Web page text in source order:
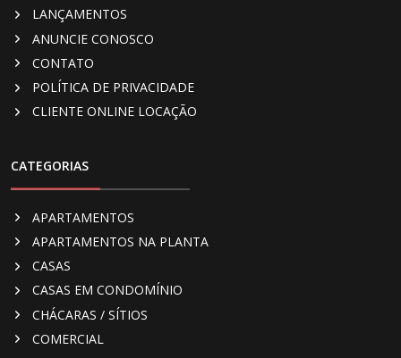
LANÇAMENTOS
ANUNCIE CONOSCO
CONTATO
POLÍTICA DE PRIVACIDADE
CLIENTE ONLINE LOCAÇÃO
CATEGORIAS
APARTAMENTOS
APARTAMENTOS NA PLANTA
CASAS
CASAS EM CONDOMÍNIO
CHÁCARAS / SÍTIOS
COMERCIAL